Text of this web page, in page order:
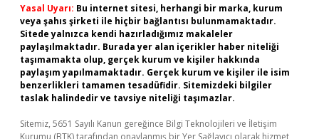
Yasal Uyarı: Bu internet sitesi, herhangi bir marka, kurum
veya şahıs şirketi ile hiçbir bağlantısı bulunmamaktadır.
Sitede yalnızca kendi hazırladığımız makaleler
paylaşılmaktadır. Burada yer alan içerikler haber niteliği
taşımamakta olup, gerçek kurum ve kişiler hakkında
paylaşım yapılmamaktadır. Gerçek kurum ve kişiler ile isim
benzerlikleri tamamen tesadüfidir. Sitemizdeki bilgiler
taslak halindedir ve tavsiye niteliği taşımazlar.
Sitemiz, 5651 Sayılı Kanun gereğince Bilgi Teknolojileri ve İletişim
Kurumu (BTK) tarafından onaylanmış bir Yer Sağlayıcı olarak hizmet